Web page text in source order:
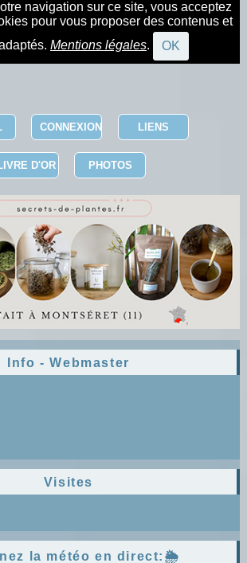
navigation sur ce site, vous acceptez
pour vous proposer des contenus et
Mentions légales. OK
CONNEXION LIENS
LIVRE D'OR PHOTOS
Info - Webmaster
Visites
la météo en direct:🌦️